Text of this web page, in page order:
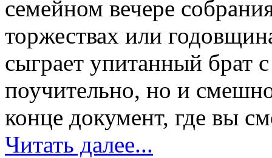
семейном вечере
торжествах или
сыграет упитанный брат
поучительно, но и
конце документ, где вы
Читать далее...